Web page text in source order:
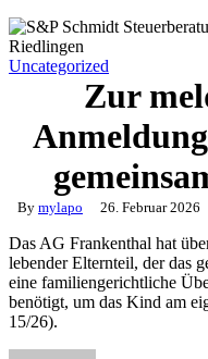
Uncategorized
Zur
By mylapo 26. Februar 2026
Das AG Frankenthal hat
lebender Elternteil, der das
eine familiengerichtliche
benötigt, um das Kind am
15/26).